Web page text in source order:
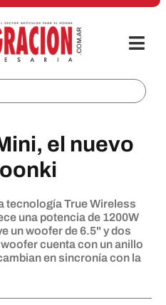
el nuevo
tecnología True Wireless
una potencia de 1200W
un woofer de 6.5" y dos
cuenta con un anillo
en sincronía con la